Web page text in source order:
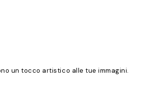
un tocco artistico alle tue immagini.